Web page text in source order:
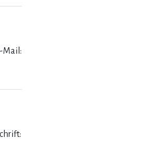
Mail: